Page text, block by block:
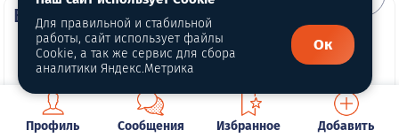
ВИП автомобили
Профиль Сообщения Избранное Добавить
Для правильной и стабильной
работы, сайт использует файлы
Cookie, а так же сервис для сбора
аналитики Яндекс.Метрика
Ок